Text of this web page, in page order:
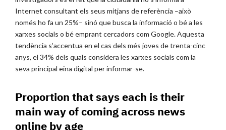
Internet consultant els seus mitjans de referència –això
només ho fa un 25%– sinó que busca la informació o bé a les
xarxes socials o bé emprant cercadors com Google. Aquesta
tendència s’accentua en el cas dels més joves de trenta-cinc
anys, el 34% dels quals considera les xarxes socials com la
seva principal eina digital per informar-se.